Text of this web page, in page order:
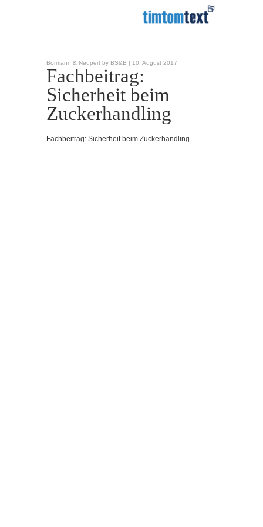
Bormann & Neupert by BS&B | 10. August 2017
Fachbeitrag:
Sicherheit beim
Zuckerhandling
Fachbeitrag: Sicherheit beim Zuckerhandling